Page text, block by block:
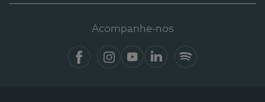
Acompanhe-nos